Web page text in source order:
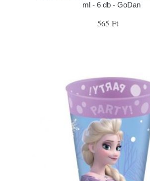
ml - 6 db - GoDan
565 Ft